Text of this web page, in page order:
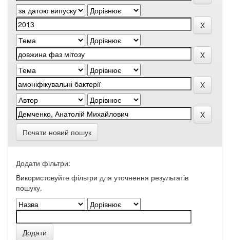
Почати новий пошук
Додати фільтри:
Використовуйте фільтри для уточнення результатів
пошуку.